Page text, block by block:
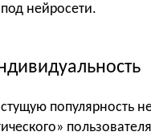
нейросети.
популярность